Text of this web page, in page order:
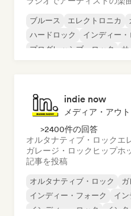
ブルース エレクトロニカ
ハードロック
インディー・
プログレッシブ・ロック
サ
indie now
メディア・アウ
>2400件の回答
オルタナティブ・ロックエ
ガレージ・ロック ヒップホ
記事を投稿
オルタナティブ・ロック
ガ
インディー・フォーク
イ
インディー・ロック
イン